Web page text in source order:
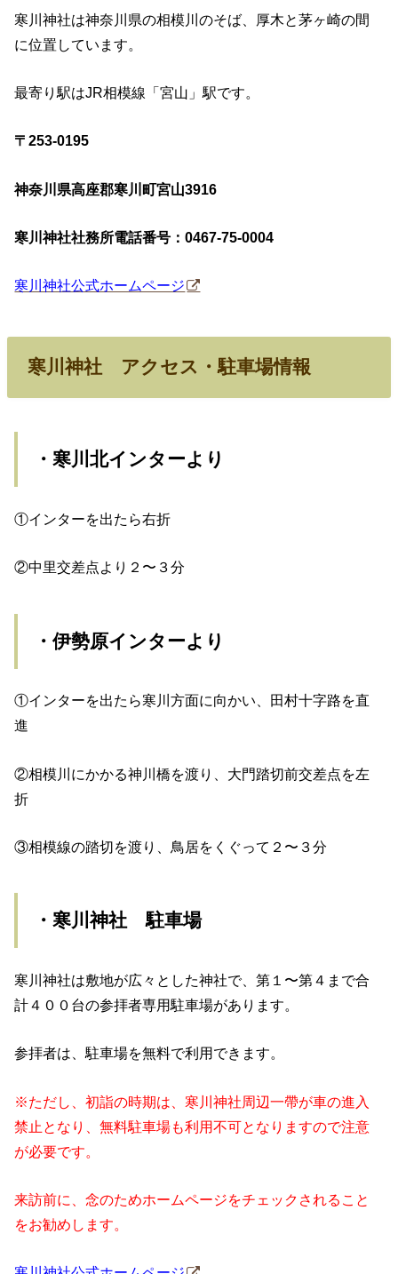
寒川神社は神奈川県の相模川のそば、厚木と茅ヶ崎の間
に位置しています。
最寄り駅はJR相模線「宮山」駅です。
〒253-0195
神奈川県高座郡寒川町宮山3916
寒川神社社務所電話番号：0467-75-0004
寒川神社公式ホームページ
寒川神社 アクセス・駐車場情報
・寒川北インターより
①インターを出たら右折
②中里交差点より２〜３分
・伊勢原インターより
①インターを出たら寒川方面に向かい、田村十字路を直
進
②相模川にかかる神川橋を渡り、大門踏切前交差点を左
折
③相模線の踏切を渡り、鳥居をくぐって２〜３分
・寒川神社 駐車場
寒川神社は敷地が広々とした神社で、第１〜第４まで合
計４００台の参拝者専用駐車場があります。
参拝者は、駐車場を無料で利用できます。
※ただし、初詣の時期は、寒川神社周辺一帶が車の進入
禁止となり、無料駐車場も利用不可となりますので注意
が必要です。
来訪前に、念のためホームページをチェックされること
をお勧めします。